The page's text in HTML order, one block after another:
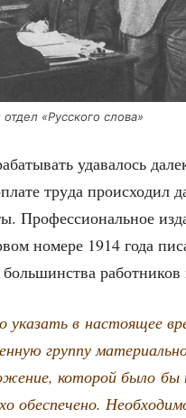
«Рус­ско­го слова»
уда­ва­лось
тру­да про­ис­хо­дил
Про­фес­си­о­наль­ное
номе­ре 1914 года
ука­зать в насто­я­щее
груп­пу
кото­рой было
обес­пе­че­но.